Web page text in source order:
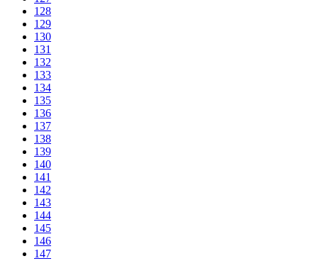
128
129
130
131
132
133
134
135
136
137
138
139
140
141
142
143
144
145
146
147